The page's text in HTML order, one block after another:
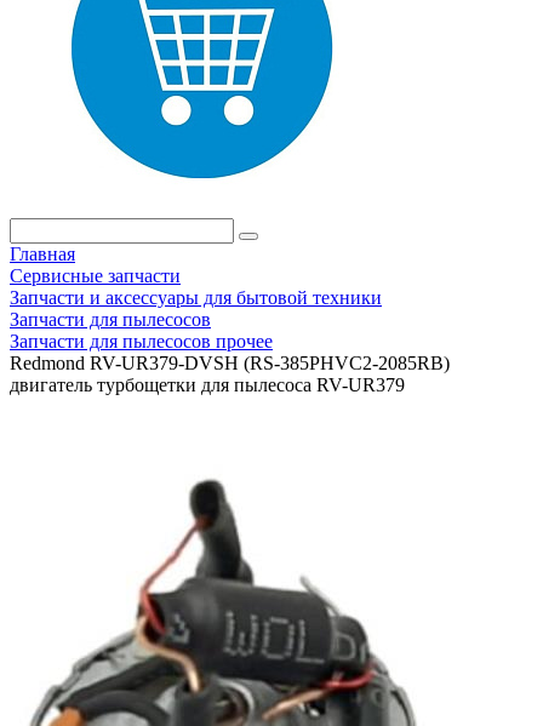
Главная
Сервисные запчасти
Запчасти и аксессуары для бытовой техники
Запчасти для пылесосов
Запчасти для пылесосов прочее
Redmond RV-UR379-DVSH (RS-385PHVC2-2085RB)
двигатель турбощетки для пылесоса RV-UR379